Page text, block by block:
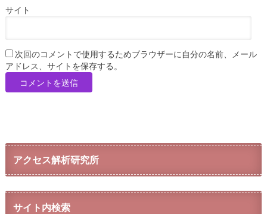
サイト
次回のコメントで使用するためブラウザーに自分の名前、メール
アドレス、サイトを保存する。
アクセス解析研究所
サイト内検索